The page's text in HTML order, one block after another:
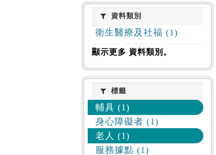
資料類別
資料類別
衛生醫療及社福 (1)
顯示更多 資料類別。
標籤標籤
輔具 (1)
身心障礙者 (1)
老人 (1)
服務據點 (1)